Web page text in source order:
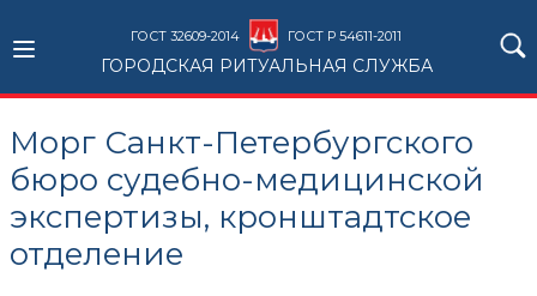
ГОСТ 32609-2014 ГОСТ Р 54611-2011
ГОРОДСКАЯ РИТУАЛЬНАЯ СЛУЖБА
Морг Санкт-Петербургского
бюро судебно-медицинской
экспертизы, кронштадтское
отделение